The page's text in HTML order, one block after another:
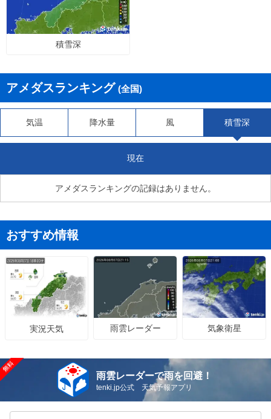
積雪深
アメダスランキング (全国)
気温 降水量 風 積雪深
現在
アメダスランキングの記録はありません。
おすすめ情報
実況天気 雨雲レーダー 気象衛星
雨雲レーダーで雨を回避！
tenki.jp公式 天気予報アプリ